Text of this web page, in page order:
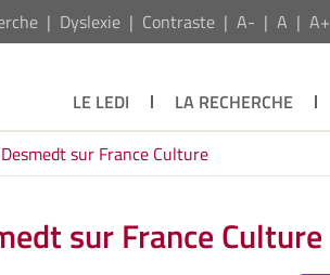
Dyslexie Contraste A- A A+
LE LEDI LA RECHERCHE
sur France Culture
sur France Culture